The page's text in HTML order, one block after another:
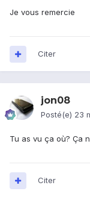
Je vous remercie
Citer
jon08
Posté(e) 23
Tu as vu ça où? Ça
Citer